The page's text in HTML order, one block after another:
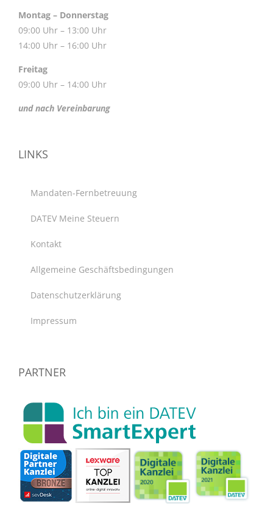
Montag – Donnerstag
09:00 Uhr – 13:00 Uhr
14:00 Uhr – 16:00 Uhr
Freitag
09:00 Uhr – 14:00 Uhr
und nach Vereinbarung
LINKS
Mandaten-Fernbetreuung
DATEV Meine Steuern
Kontakt
Allgemeine Geschäftsbedingungen
Datenschutzerklärung
Impressum
PARTNER